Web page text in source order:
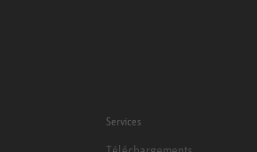
Services